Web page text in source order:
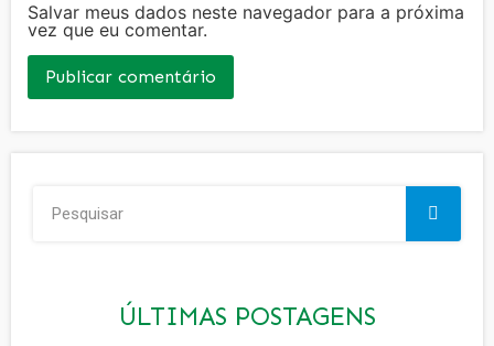
Salvar meus dados neste navegador para a próxima
vez que eu comentar.
ÚLTIMAS POSTAGENS